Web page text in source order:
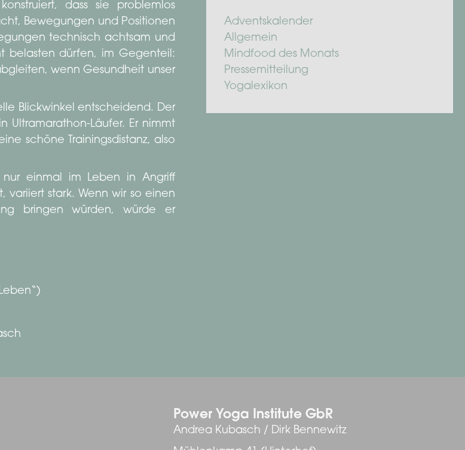
dass sie problemlos
Bewegungen und Positionen
technisch achtsam und
belasten dürfen, im Gegenteil:
wenn Gesundheit unser
Blickwinkel entscheidend. Der
Ultramarathon-Läufer. Er nimmt
schöne Trainingsdistanz, also
einmal im Leben in Angriff
stark. Wenn wir so einen
bringen würden, würde er
Adventskalender
Allgemein
Mindfood des Monats
Pressemitteilung
Yogalexikon
Power Yoga Institute GbR
Andrea Kubasch / Dirk Bennewitz